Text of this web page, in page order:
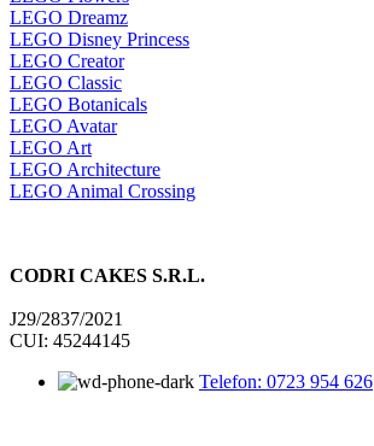
LEGO Dreamz
LEGO Disney Princess
LEGO Creator
LEGO Classic
LEGO Botanicals
LEGO Avatar
LEGO Art
LEGO Architecture
LEGO Animal Crossing
CODRI CAKES S.R.L.
J29/2837/2021
CUI: 45244145
Telefon: 0723 954 626